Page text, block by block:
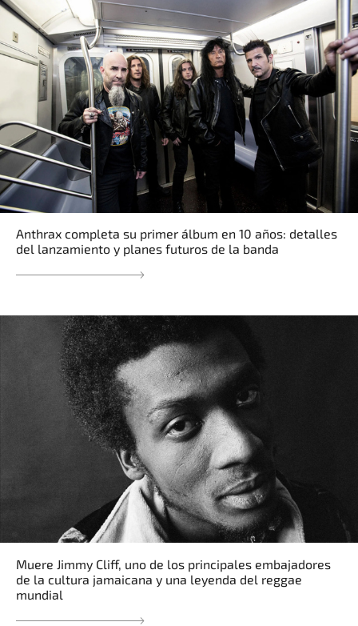
Anthrax completa su primer álbum en 10 años: detalles
del lanzamiento y planes futuros de la banda
Muere Jimmy Cliff, uno de los principales embajadores
de la cultura jamaicana y una leyenda del reggae
mundial